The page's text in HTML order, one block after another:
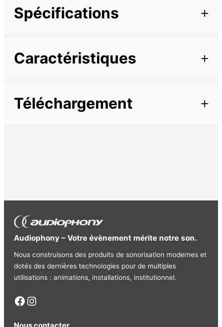
Spécifications
Caractéristiques
Téléchargement
Audiophony – Votre évènement mérite notre son.
Nous construisons des produits de sonorisation modernes et
dotés des dernières technologies pour de multiples
utilisations : animations, installations, institutionnel.
Facebook Instagram